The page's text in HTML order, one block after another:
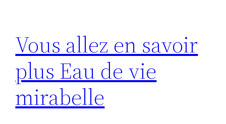
Vous allez en savoir
plus Eau de vie
mirabelle